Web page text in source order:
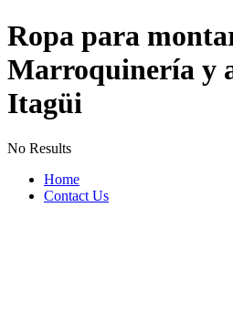
Ropa para
Marroquinería y
Itagüi
No Results
Home
Contact Us